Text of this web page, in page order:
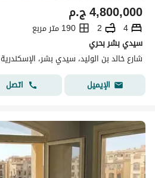
ج.م4,800,000
4
2
190 متر مربع
سيدي بشر بحري
شارع خالد بن الوليد، سيدي بشر، الإسكندرية
الإيميل
اتصل